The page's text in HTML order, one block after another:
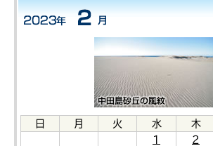
日 月 火 水 木
1
2